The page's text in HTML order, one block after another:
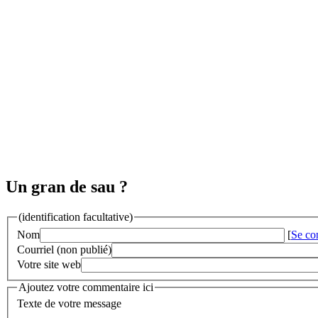
Un gran de sau ?
(identification facultative)
Nom
[Se
Courriel (non publié)
Votre site web
Ajoutez votre commentaire ici
Texte de votre message